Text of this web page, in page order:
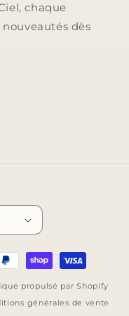
chaque
dès
propulsé par Shopify
générales de vente